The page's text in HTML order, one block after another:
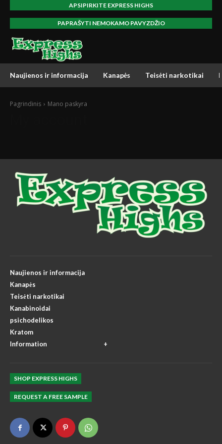
APSIPIRKITE EXPRESS HIGHS
PAPRAŠYTI NEMOKAMO PAVYZDŽIO
Naujienos ir informacija Kanapės Teisėti narkotikai
Pagrindinis Mano paskyra
Naujienos ir informacija
Kanapės
Teisėti narkotikai
Kanabinoidai
psichodelikos
Kratom
Information
SHOP EXPRESS HIGHS
REQUEST A FREE SAMPLE